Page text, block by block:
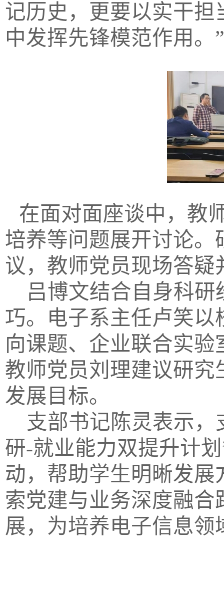
记历史，更要以实干
中发挥先锋模范作用。 ”
在面对面座谈中，教
培养等问题展开讨论
议，教师党员现场答疑
吕博文结合自身科
巧。电子系主任卢笑
向课题、企业联合实
教师党员刘理建议研
发展目标。
支部书记陈灵表示
研-就业能力双提升计
动，帮助学生明晰发
索党建与业务深度融
展，为培养电子信息